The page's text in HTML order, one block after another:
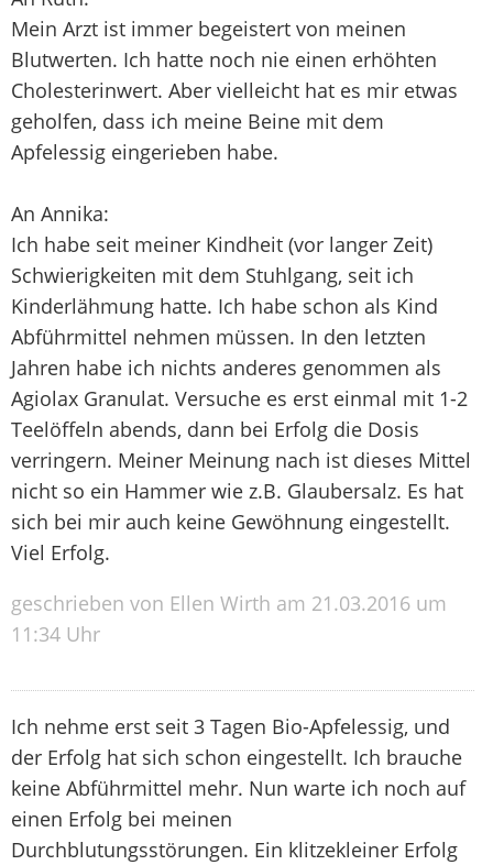
Mein Arzt ist immer begeistert von meinen
Blutwerten. Ich hatte noch nie einen erhöhten
Cholesterinwert. Aber vielleicht hat es mir etwas
geholfen, dass ich meine Beine mit dem
Apfelessig eingerieben habe.
An Annika:
Ich habe seit meiner Kindheit (vor langer Zeit)
Schwierigkeiten mit dem Stuhlgang, seit ich
Kinderlähmung hatte. Ich habe schon als Kind
Abführmittel nehmen müssen. In den letzten
Jahren habe ich nichts anderes genommen als
Agiolax Granulat. Versuche es erst einmal mit 1-2
Teelöffeln abends, dann bei Erfolg die Dosis
verringern. Meiner Meinung nach ist dieses Mittel
nicht so ein Hammer wie z.B. Glaubersalz. Es hat
sich bei mir auch keine Gewöhnung eingestellt.
Viel Erfolg.
geschrieben von Ellen Wirth am 21.03.2016 um
11:34 Uhr
Ich nehme erst seit 3 Tagen Bio-Apfelessig, und
der Erfolg hat sich schon eingestellt. Ich brauche
keine Abführmittel mehr. Nun warte ich noch auf
einen Erfolg bei meinen
Durchblutungsstörungen. Ein klitzekleiner Erfolg